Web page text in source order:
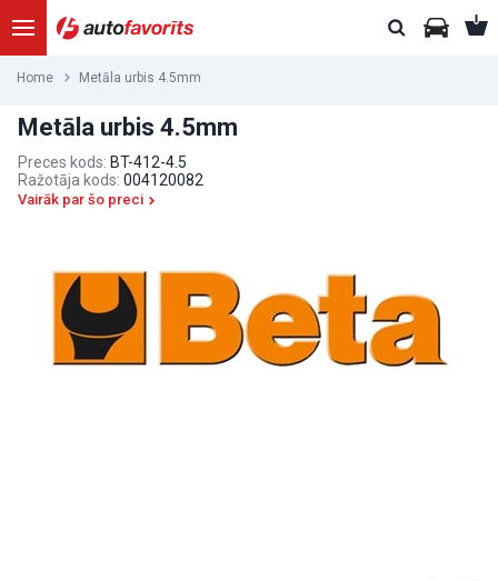
Home Metāla urbis 4.5mm
Metāla urbis 4.5mm
Preces kods: BT-412-4.5
Ražotāja kods: 004120082
Vairāk par šo preci